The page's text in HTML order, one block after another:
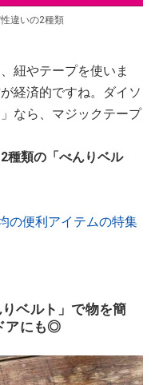
違いの2種類
紐やテープを使いま
経済的ですね。ダイソ
なら、マジックテープ
種類の「べんりベル
の便利アイテムの特集
ベルト」で物を簡
アにも◎